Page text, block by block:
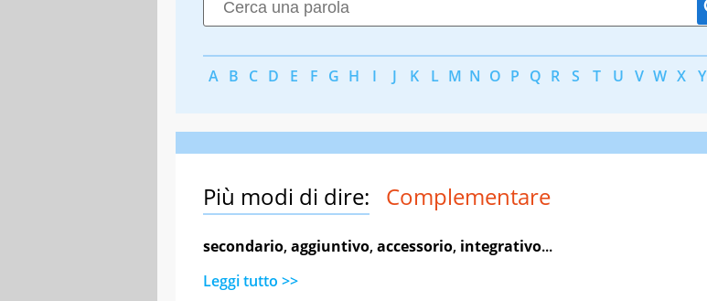
A B C D E F G H I J K L M N O P Q R S T U V W X Y
Più modi di dire: Complementare
secondario,aggiuntivo,accessorio, integrativo...
Leggi tutto >>